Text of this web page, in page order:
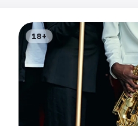
18+